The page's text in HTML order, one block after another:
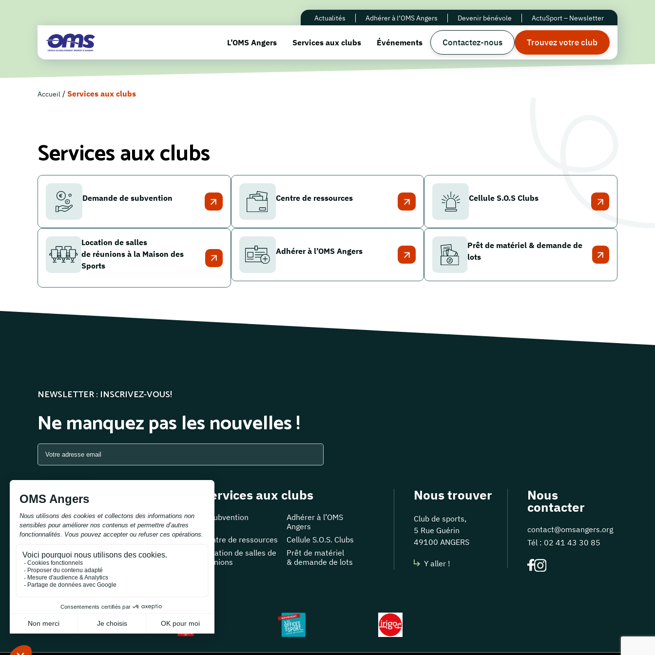
Actualités Adhérer à l’OMS Angers Devenir bénévole ActuSport – Newsletter
L’OMS Angers Services aux clubs Événements Contactez-nous Trouvez votre club
Accueil / Services aux clubs
Services aux clubs
Demande de subvention Centre de ressources Cellule S.O.S Clubs
Location de salles
de réunions à la Maison des
Sports
Adhérer à l’OMS Angers
Prêt de matériel & demande de
lots
NEWSLETTER : INSCRIVEZ-VOUS!
Ne manquez pas les nouvelles !
S'inscrire Services aux clubs
E-subvention
Adhérer à l’OMS
Angers
Centre de ressources
Cellule S.O.S. Clubs
Location de salles de
réunions
Prêt de matériel
& demande de lots
Nous trouver
Club de sports,
5 Rue Guérin
49100 ANGERS
Y aller !
Nous
contacter
contact@omsangers.org
Tél : 02 41 43 30 85